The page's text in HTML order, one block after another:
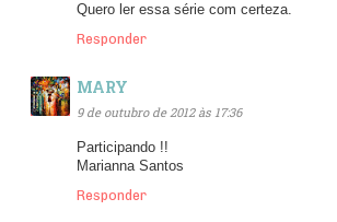
Quero ler essa série com certeza.
Responder
MARY
9 de outubro de 2012 às 17:36
Participando !!
Marianna Santos
Responder